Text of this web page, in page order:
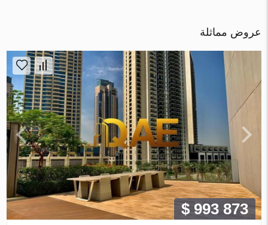
عروض مماثلة
$ 993 873